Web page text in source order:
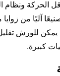
الحركة ونظام
آليًا من
للورش تقليل
كبيرة.